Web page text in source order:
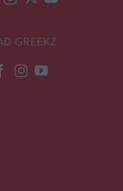
GREEKZ